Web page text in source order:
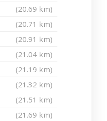
(20.69 km)
(20.71 km)
(20.91 km)
(21.04 km)
(21.19 km)
(21.32 km)
(21.51 km)
(21.69 km)